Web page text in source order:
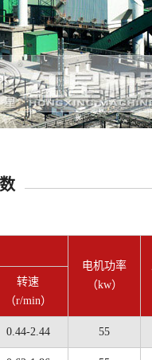
电机功率
（kw）
转速
（r/min）
0.44-2.44 55